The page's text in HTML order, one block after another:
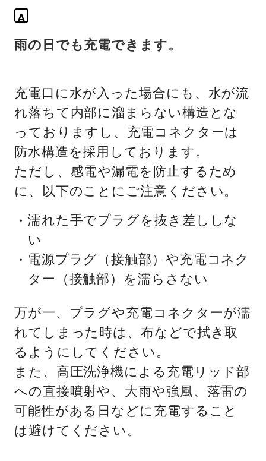
A
雨の日でも充電できます。
充電口に水が入った場合にも、水が流
れ落ちて内部に溜まらない構造とな
っておりますし、充電コネクターは
防水構造を採用しております。
ただし、感電や漏電を防止するため
に、以下のことにご注意ください。
濡れた手でプラグを抜き差ししな
い
電源プラグ（接触部）や充電コネク
ター（接触部）を濡らさない
万が一、プラグや充電コネクターが濡
れてしまった時は、布などで拭き取
るようにしてください。
また、高圧洗浄機による充電リッド部
への直接噴射や、大雨や強風、落雷の
可能性がある日などに充電すること
は避けてください。